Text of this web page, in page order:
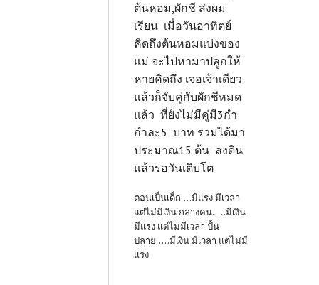
ต้นหอม,ผักชี ส่งผม
เรียน เมื่อวันอาทิตย์
คิดถึงต้นหอมแบ่งของ
แม่ จะไปหามาปลูกให้
หายคิดถึง เจอเจ้าเดียว
แล้วก็จับคู่กับผักชีหมด
แล้ว ที่ยังไม่มีคู่มี3กำ
กำละ5 บาท รวมได้มา
ประมาณ15 ต้น ลงดิน
แล้วรอวันเติบโต
ตอนเป็นเด็ก....มีแรง มีเวลา
แต่ไม่มีเงิน กลางคน.....มีเงิน
มีแรง แต่ไม่มีเวลา ปั้น
ปลาย.....มีเงิน มีเวลา แต่ไม่มี
แรง